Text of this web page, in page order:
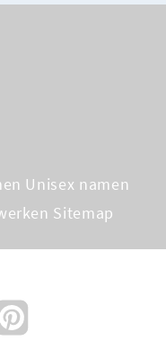
Unisex namen
Sitemap